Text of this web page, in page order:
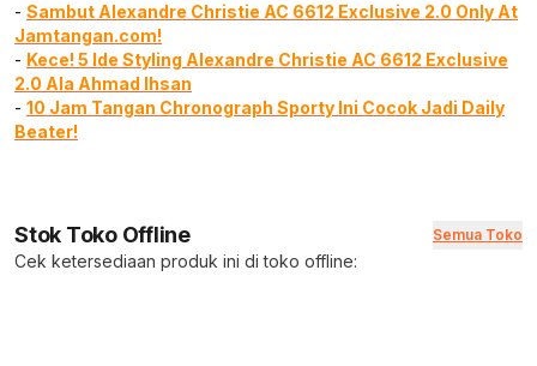
- Sambut Alexandre Christie AC 6612 Exclusive 2.0 Only At
Jamtangan.com!
- Kece! 5 Ide Styling Alexandre Christie AC 6612 Exclusive
2.0 Ala Ahmad Ihsan
- 10 Jam Tangan Chronograph Sporty Ini Cocok Jadi Daily
Beater!
Stok Toko Offline Semua Toko
Cek ketersediaan produk ini di toko offline: